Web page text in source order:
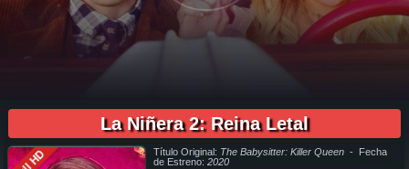
completa La Niñera 2: Reina Letal en español latino, pelicula completa La Niñera 2: Reina Letal audio latino, pelicula completa La Niñera 2: Reina Letal audio latino online, como ver La Niñera 2:
como ver y descargar La Niñera 2: Reina Letal pelicula completa en español latino, ver La Niñera 2: Reina Letal pelicula completa en español, ver La Niñera 2: Reina Letal pelicula completa en
español latino, La Niñera 2: Reina Letal pelicula completa audio latino, La Niñera 2: Reina Letal pelicula completa 2019, La Niñera 2: Reina Letal pelicula completa en español, La Niñera 2: Reina
Letal pelicula completa en español latino, trailer La Niñera 2: Reina Letal, La Niñera 2: Reina Letal trailer, ver trailer La Niñera 2: Reina Letal español, trailer en español La Niñera 2: Reina Letal, La
Niñera 2: Reina Letal trailer español latino, La Niñera 2: Reina Letal descargar torrent gratis, descargar pelicula completa La Niñera 2: Reina Letal hd, descargar La Niñera 2: Reina Letal pelicula
completa, descargar La Niñera 2: Reina Letal pelicula completa torrent, descargar La Niñera 2: Reina Letal pelicula completa utorrent, descargar La Niñera 2: Reina Letal pelicula completa mega,
pelicula La Niñera 2: Reina Letal gratis, descargar pelicula La Niñera 2: Reina Letal completa, en Español, en Español Latino, en Latino, ver La Niñera 2: Reina Letal Online, ver gratis La Niñera 2:
Reina Letal online, ver pelicula La Niñera 2: Reina Letal online, ver La Niñera 2: Reina Letal online megavideo, ver pelicula La Niñera 2: Reina Letal online gratis, ver online La Niñera 2: Reina
Letal, La Niñera 2: Reina Letal online ver pelicula, ver estreno La Niñera 2: Reina Letal online, La Niñera 2: Reina Letal online ver, La Niñera 2: Reina Letal ver online, Ver Pelicula La Niñera 2:
Reina Letal Español Latino, Pelicula La Niñera 2: Reina Letal Latino Online, Pelicula La Niñera 2: Reina Letal Español Online, Pelicula La Niñera 2: Reina Letal Subtitulado,
La Niñera 2: Reina Letal
Título Original: The Babysitter: Killer Queen - Fecha
de Estreno:2020